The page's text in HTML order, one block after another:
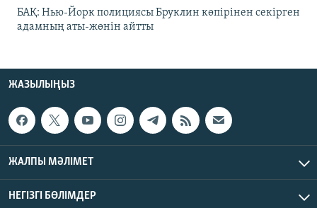
БАҚ: Нью-Йорк полициясы Бруклин көпірінен секірген
адамның аты-жөнін айтты
ЖАЗЫЛЫҢЫЗ
ЖАЛПЫ МӘЛІМЕТ
НЕГІЗГІ БӨЛІМДЕР